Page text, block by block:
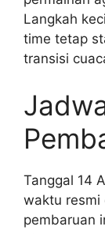
Langkah
time tetap
transisi
Tanggal 14
waktu resmi
pembaruan